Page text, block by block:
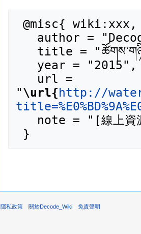
"\url{http://
隱私政策 關於Decode_Wiki 免責聲明